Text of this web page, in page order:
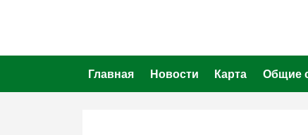
Главная Новости Карта Общие